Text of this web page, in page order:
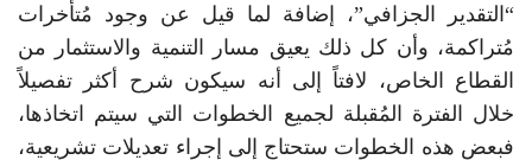
“التقدير الجزافي”، إضافة لما قيل عن وجود مُتأخرات
مُتراكمة، وأن كل ذلك يعيق مسار التنمية والاستثمار من
القطاع الخاص، لافتاً إلى أنه سيكون شرح أكثر تفصيلاً
خلال الفترة المُقبلة لجميع الخطوات التي سيتم اتخاذها،
فبعض هذه الخطوات ستحتاج إلى إجراء تعديلات تشريعية،